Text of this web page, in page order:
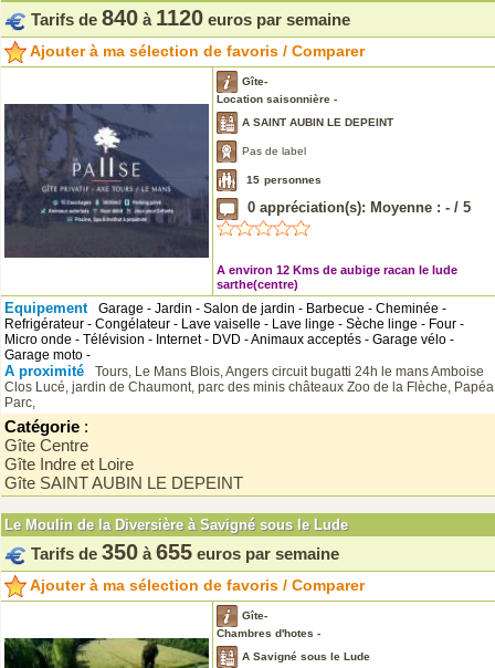
Tarifs de 840 à 1120 euros par semaine
Ajouter à ma sélection de favoris / Comparer
Gîte-
Location saisonnière -
A SAINT AUBIN LE DEPEINT
Pas de label
15 personnes
0 appréciation(s): Moyenne : - / 5
A environ 12 Kms de aubige racan le lude
sarthe(centre)
Equipement
Garage - Jardin - Salon de jardin - Barbecue - Cheminée -
Refrigérateur - Congélateur - Lave vaiselle - Lave linge - Sèche linge - Four -
Micro onde - Télévision - Internet - DVD - Animaux acceptés - Garage vélo -
Garage moto -
A proximité Tours, Le Mans Blois, Angers circuit bugatti 24h le mansAmboise
Clos Lucé, jardin de Chaumont, parc des minis châteaux Zoo de la Flèche, Papéa
Parc,
Catégorie :
Gîte Centre
Gîte Indre et Loire
Gîte SAINT AUBIN LE DEPEINT
Le Moulin de la Diversière à Savigné sous le Lude
Tarifs de 350 à 655 euros par semaine
Ajouter à ma sélection de favoris / Comparer
Gîte-
Chambres d'hotes -
A Savigné sous le Lude